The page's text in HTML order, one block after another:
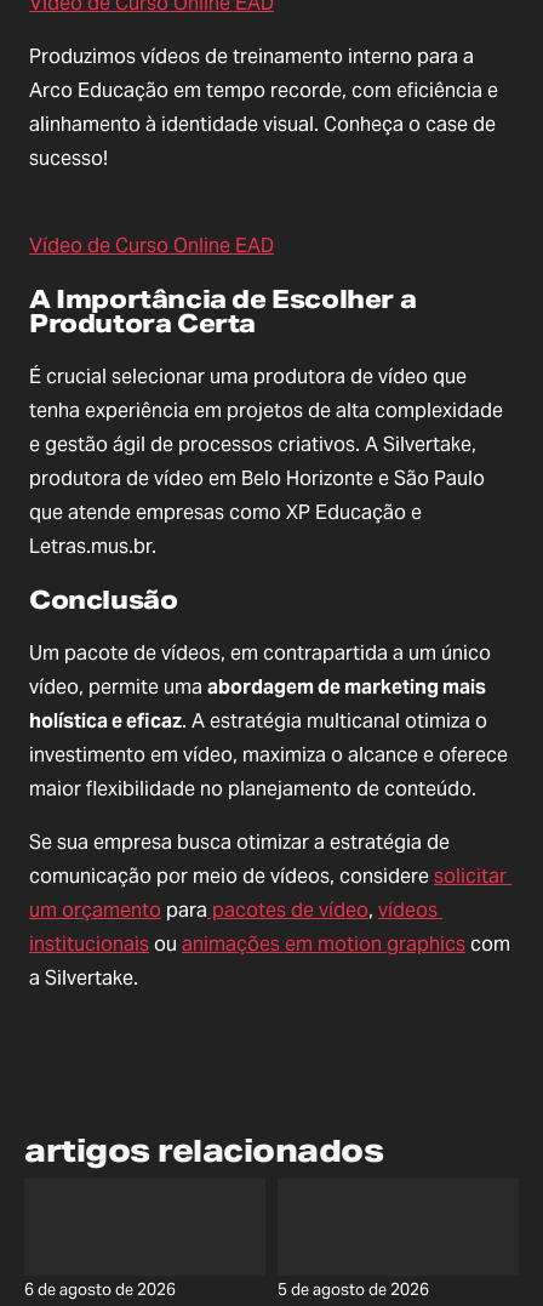
Produzimos vídeos de treinamento interno para a
Arco Educação em tempo recorde, com eficiência e
alinhamento à identidade visual. Conheça o case de
sucesso!
Vídeo de Curso Online EAD
A Importância de Escolher a
Produtora Certa
É crucial selecionar uma produtora de vídeo que
tenha experiência em projetos de alta complexidade
e gestão ágil de processos criativos. A Silvertake,
produtora de vídeo em Belo Horizonte e São Paulo
que atende empresas como XP Educação e
Letras.mus.br.
Conclusão
Um pacote de vídeos, em contrapartida a um único
vídeo, permite uma abordagem de marketing mais
holística e eficaz. A estratégia multicanal otimiza o
investimento em vídeo, maximiza o alcance e oferece
maior flexibilidade no planejamento de conteúdo.
Se sua empresa busca otimizar a estratégia de
comunicação por meio de vídeos, considere solicitar
um orçamento para pacotes de vídeo, vídeos
institucionais ou animações em motion graphics com
a Silvertake.
artigos relacionados
6 de agosto de 2026 5 de agosto de 2026